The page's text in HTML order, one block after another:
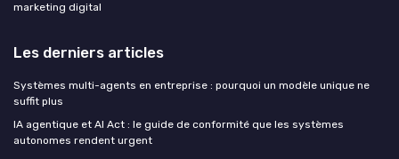
marketing digital
Les derniers articles
Systèmes multi-agents en entreprise : pourquoi un modèle unique ne
suffit plus
IA agentique et AI Act : le guide de conformité que les systèmes
autonomes rendent urgent